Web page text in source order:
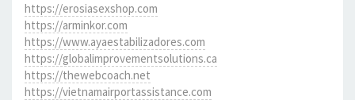
https://erosiasexshop.com
https://arminkor.com
https://www.ayaestabilizadores.com
https://globalimprovementsolutions.ca
https://thewebcoach.net
https://vietnamairportassistance.com